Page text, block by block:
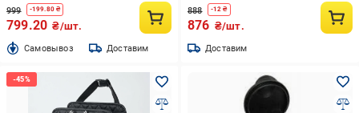
999 -199.80 ₴
799.20 ₴/шт.
Cамовывоз Доставим
888 -12 ₴
876 ₴/шт.
Доставим